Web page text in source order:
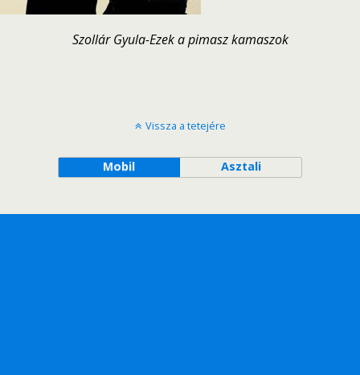
Szollár Gyula-Ezek a pimasz kamaszok
Vissza a tetejére
Mobil Asztali